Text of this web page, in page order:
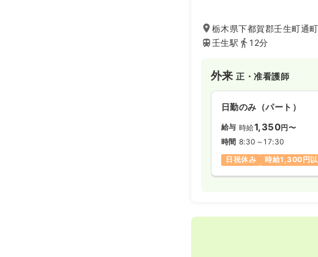
栃木県下都賀郡壬生町通
壬生駅
12分
外来正・准看護師
日勤のみ（パート）
給与 時給1,350円〜
時間 8:30～17:30
日祝休み
時給1,300円